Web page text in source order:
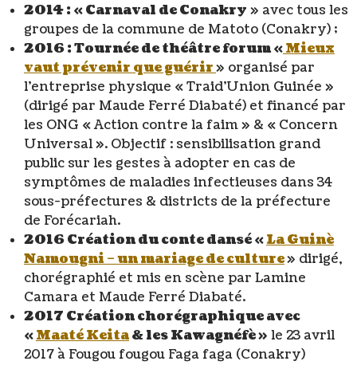
2014 : « Carnaval de Conakry » avec tous les
groupes de la commune de Matoto (Conakry) ;
2016 : Tournée de théâtre forum «Mieux
vaut prévenir que guérir» organisé par
l’entreprise physique « Traid’Union Guinée »
(dirigé par Maude Ferré Diabaté) et financé par
les ONG « Action contre la faim » & « Concern
Universal ». Objectif : sensibilisation grand
public sur les gestes à adopter en cas de
symptômes de maladies infectieuses dans 34
sous-préfectures & districts de la préfecture
de Forécariah.
2016 Création du conte dansé «La Guinè
Namougni – un mariage de culture» dirigé,
chorégraphié et mis en scène par Lamine
Camara et Maude Ferré Diabaté.
2017 Création chorégraphique avec
«Maaté Keita& les Kawagnéfè » le 23 avril
2017 à Fougou fougou Faga faga (Conakry)